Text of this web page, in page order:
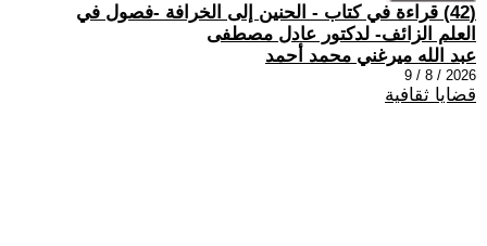
(42) قراءة في كتاب - الحنين إلى الخرافة -فصول في
العلم الزائف- لدكتور عادل مصطفى
عبد الله ميرغني محمد أحمد
2026 / 8 / 9
قضايا ثقافية